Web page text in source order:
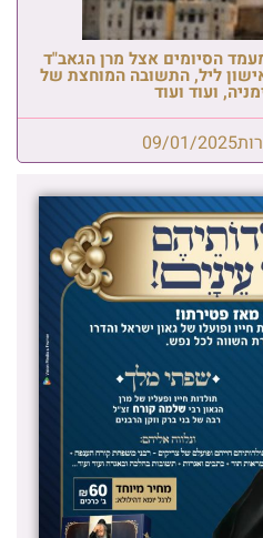
הסיומים אצל מרן הגאב"ד
ליל, התשובה המוחצת של
ועוד ועוד
09/01/2025